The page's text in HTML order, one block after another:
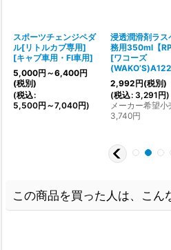
スポーツチェンジペダ
ル[リトルカブ専用]
[キャブ車用・FI車用]
5,000円 ～6,400円
(税別)
(税込:
5,500円 ～7,040円)
浸透潤滑剤ラス
務用350ml【
[ワコーズ
(WAKO’S)A122
2,992円(税別)
(税込: 3,291円)
メーカー希望小
3,740円
この商品を買った人は、こん